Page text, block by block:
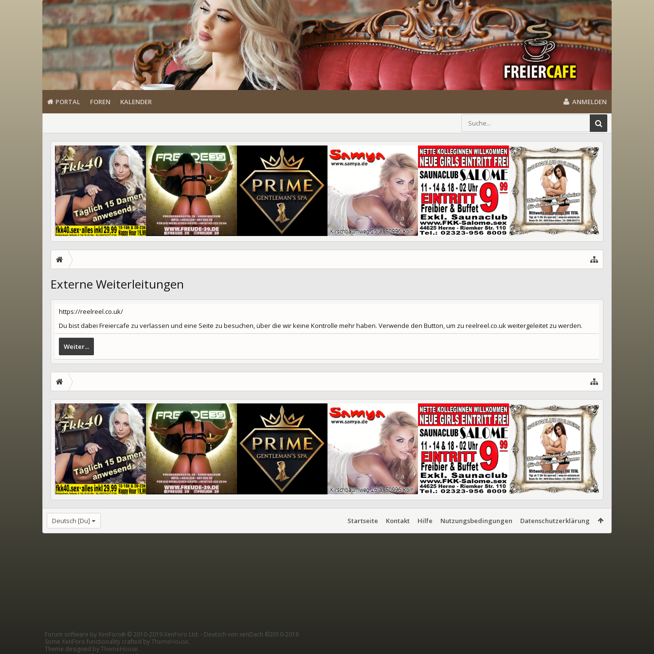
PORTAL FOREN KALENDER ANMELDEN
Externe Weiterleitungen
https://reelreel.co.uk/
Du bist dabei Freiercafe zu verlassen und eine Seite zu besuchen, über die wir keine Kontrolle mehr haben. Verwende den Button, um zu reelreel.co.uk weitergeleitet zu werden.
Weiter...
Deutsch [Du] Startseite Kontakt Hilfe Nutzungsbedingungen Datenschutzerklärung
Forum software by XenForo® © 2010-2019 XenForo Ltd. - Deutsch von xenDach ©2010-2018
Some XenForo functionality crafted byThemeHouse.
Theme designed byThemeHouse.